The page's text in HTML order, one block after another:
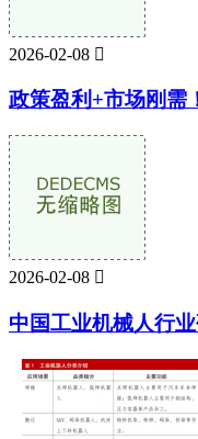
2026-02-08 
政策盈利+市场刚需
2026-02-08 
中国工业机械人行